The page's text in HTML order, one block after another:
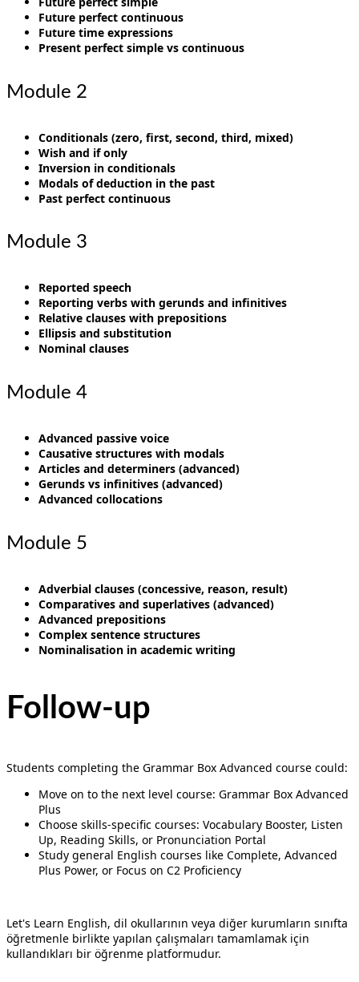
Future perfect continuous
Future time expressions
Present perfect simple vs continuous
Module 2
Conditionals (zero, first, second, third, mixed)
Wish and if only
Inversion in conditionals
Modals of deduction in the past
Past perfect continuous
Module 3
Reported speech
Reporting verbs with gerunds and infinitives
Relative clauses with prepositions
Ellipsis and substitution
Nominal clauses
Module 4
Advanced passive voice
Causative structures with modals
Articles and determiners (advanced)
Gerunds vs infinitives (advanced)
Advanced collocations
Module 5
Adverbial clauses (concessive, reason, result)
Comparatives and superlatives (advanced)
Advanced prepositions
Complex sentence structures
Nominalisation in academic writing
Follow-up
Students completing the Grammar Box Advanced course could:
Move on to the next level course: Grammar Box Advanced
Plus
Choose skills-specific courses: Vocabulary Booster, Listen
Up, Reading Skills, or Pronunciation Portal
Study general English courses like Complete, Advanced
Plus Power, or Focus on C2 Proficiency
Let's Learn English, dil okullarının veya diğer kurumların sınıfta
öğretmenle birlikte yapılan çalışmaları tamamlamak için
kullandıkları bir öğrenme platformudur.